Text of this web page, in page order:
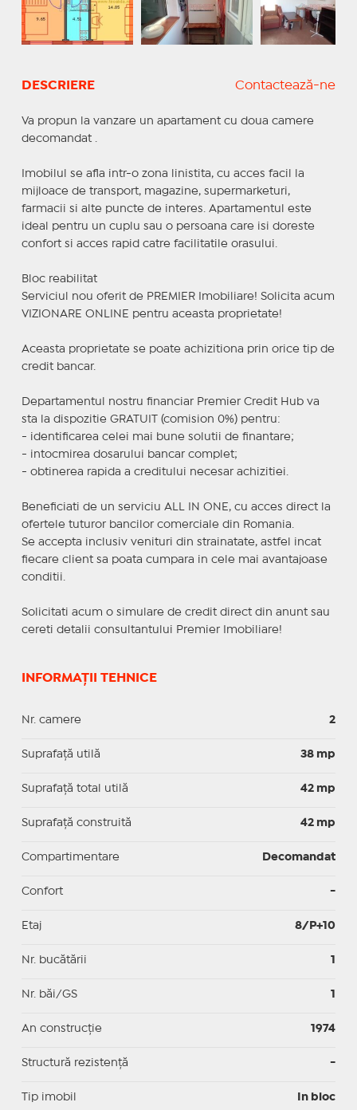
DESCRIERE Contactează-ne
Va propun la vanzare un apartament cu doua camere
decomandat .
Imobilul se afla intr-o zona linistita, cu acces facil la
mijloace de transport, magazine, supermarketuri,
farmacii si alte puncte de interes. Apartamentul este
ideal pentru un cuplu sau o persoana care isi doreste
confort si acces rapid catre facilitatile orasului.
Bloc reabilitat
Serviciul nou oferit de PREMIER Imobiliare! Solicita acum
VIZIONARE ONLINE pentru aceasta proprietate!
Aceasta proprietate se poate achizitiona prin orice tip de
credit bancar.
Departamentul nostru financiar Premier Credit Hub va
sta la dispozitie GRATUIT (comision 0%) pentru:
- identificarea celei mai bune solutii de finantare;
- intocmirea dosarului bancar complet;
- obtinerea rapida a creditului necesar achizitiei.
Beneficiati de un serviciu ALL IN ONE, cu acces direct la
ofertele tuturor bancilor comerciale din Romania.
Se accepta inclusiv venituri din strainatate, astfel incat
fiecare client sa poata cumpara in cele mai avantajoase
conditii.
Solicitati acum o simulare de credit direct din anunt sau
cereti detalii consultantului Premier Imobiliare!
INFORMAȚII TEHNICE
Nr. camere 2
Suprafaţă utilă 38 mp
Suprafaţă total utilă 42 mp
Suprafaţă construită 42 mp
Compartimentare Decomandat
Confort -
Etaj 8/P+10
Nr. bucătării 1
Nr. băi/GS 1
An construcție 1974
Structură rezistență -
Tip imobil In bloc